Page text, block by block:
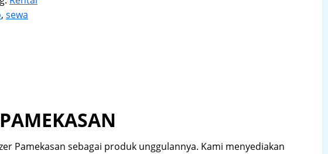
, sewa
Pamekasan sebagai produk unggulannya. Kami menyediakan